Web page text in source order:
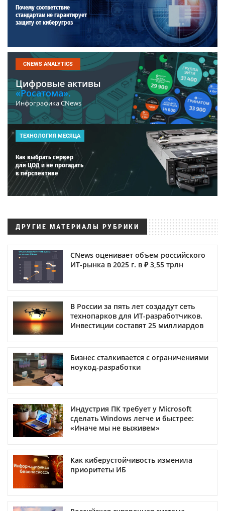
Почему соответствие
стандартам не гарантирует
защиту от киберугроз
CNEWS ANALYTICS
Цифровые активы
«Росатома».
Инфографика CNews
ТЕХНОЛОГИЯ МЕСЯЦА
Как выбрать сервер
для ЦОД и не прогадать
в перспективе
ДРУГИЕ МАТЕРИАЛЫ РУБРИКИ
CNews оценивает объем российского
ИТ-рынка в 2025 г. в ₽ 3,55 трлн
В России за пять лет создадут сеть
технопарков для ИТ-разработчиков.
Инвестиции составят 25 миллиардов
Бизнес сталкивается с ограничениями
ноукод-разработки
Индустрия ПК требует у Microsoft
сделать Windows легче и быстрее:
«Иначе мы не выживем»
Как киберустойчивость изменила
приоритеты ИБ